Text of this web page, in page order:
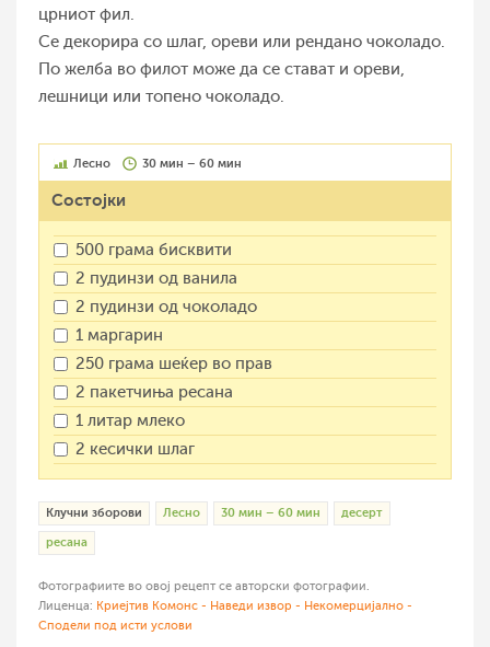
црниот фил.
Се декорира со шлаг, ореви или рендано чоколадо.
По желба во филот може да се стават и ореви,
лешници или топено чоколадо.
Лесно 30 мин – 60 мин
Состојки
500 грама бисквити
2 пудинзи од ванила
2 пудинзи од чоколадо
1 маргарин
250 грама шеќер во прав
2 пакетчиња ресана
1 литар млеко
2 кесички шлаг
Клучни зборови Лесно 30 мин – 60 мин десерт
ресана
Фотографиите во овој рецепт се авторски фотографии.
Лиценца: Криејтив Комонс - Наведи извор - Некомерцијално -
Сподели под исти услови